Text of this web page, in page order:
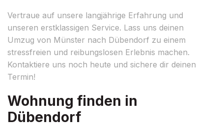
Vertraue auf unsere langjährige Erfahrung und
unseren erstklassigen Service. Lass uns deinen
Umzug von Münster nach Dübendorf zu einem
stressfreien und reibungslosen Erlebnis machen.
Kontaktiere uns noch heute und sichere dir deinen
Termin!
Wohnung finden in
Dübendorf